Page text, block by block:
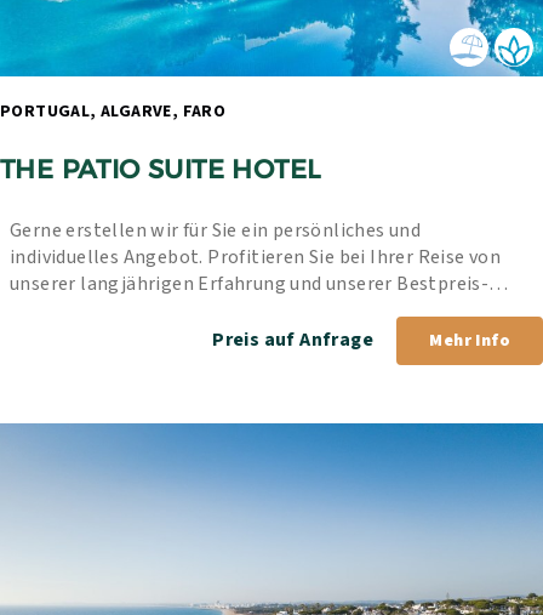
THE PATIO SUITE HOTEL
Gerne erstellen wir für Sie ein persönliches und
individuelles Angebot. Profitieren Sie bei Ihrer Reise von
unserer langjährigen Erfahrung und unserer Bestpreis-
Preis auf Anfrage
Mehr Info